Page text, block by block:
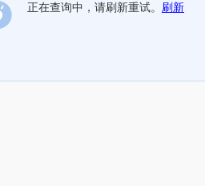
正在查询中，请刷新重试。 刷新